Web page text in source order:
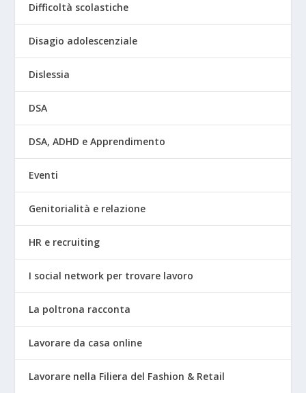
Difficoltà scolastiche
Disagio adolescenziale
Dislessia
DSA
DSA, ADHD e Apprendimento
Eventi
Genitorialità e relazione
HR e recruiting
I social network per trovare lavoro
La poltrona racconta
Lavorare da casa online
Lavorare nella Filiera del Fashion & Retail